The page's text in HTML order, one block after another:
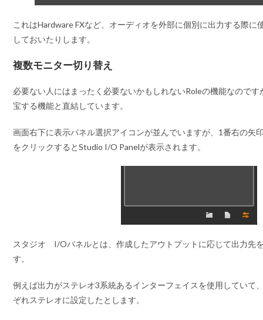
これはHardware FXなど、オーディオを外部に個別に出力する際に
しておいたりします。
複数モニター切り替え
必要ない人にはまったく必要ないかもしれないRoleの機能なので
宝する機能と直結しています。
画面右下に表示パネル選択アイコンが並んでいますが、1番右の矢
をクリックするとStudio I/O Panelが表示されます。
スタジオ I/Oパネルとは、作成したアウトプットに応じて出力先
す。
例えば出力がステレオ3系統あるインターフェイスを使用していて
ぞれステレオに設定したとします。